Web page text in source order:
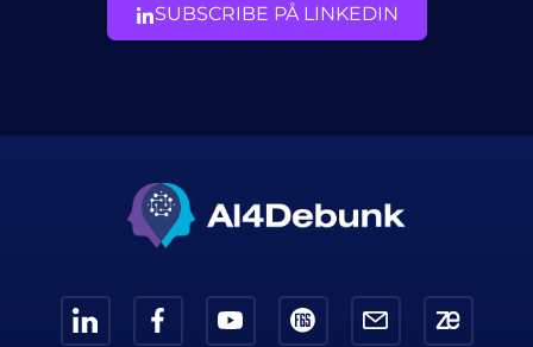
SUBSCRIBE PÅ LINKEDIN